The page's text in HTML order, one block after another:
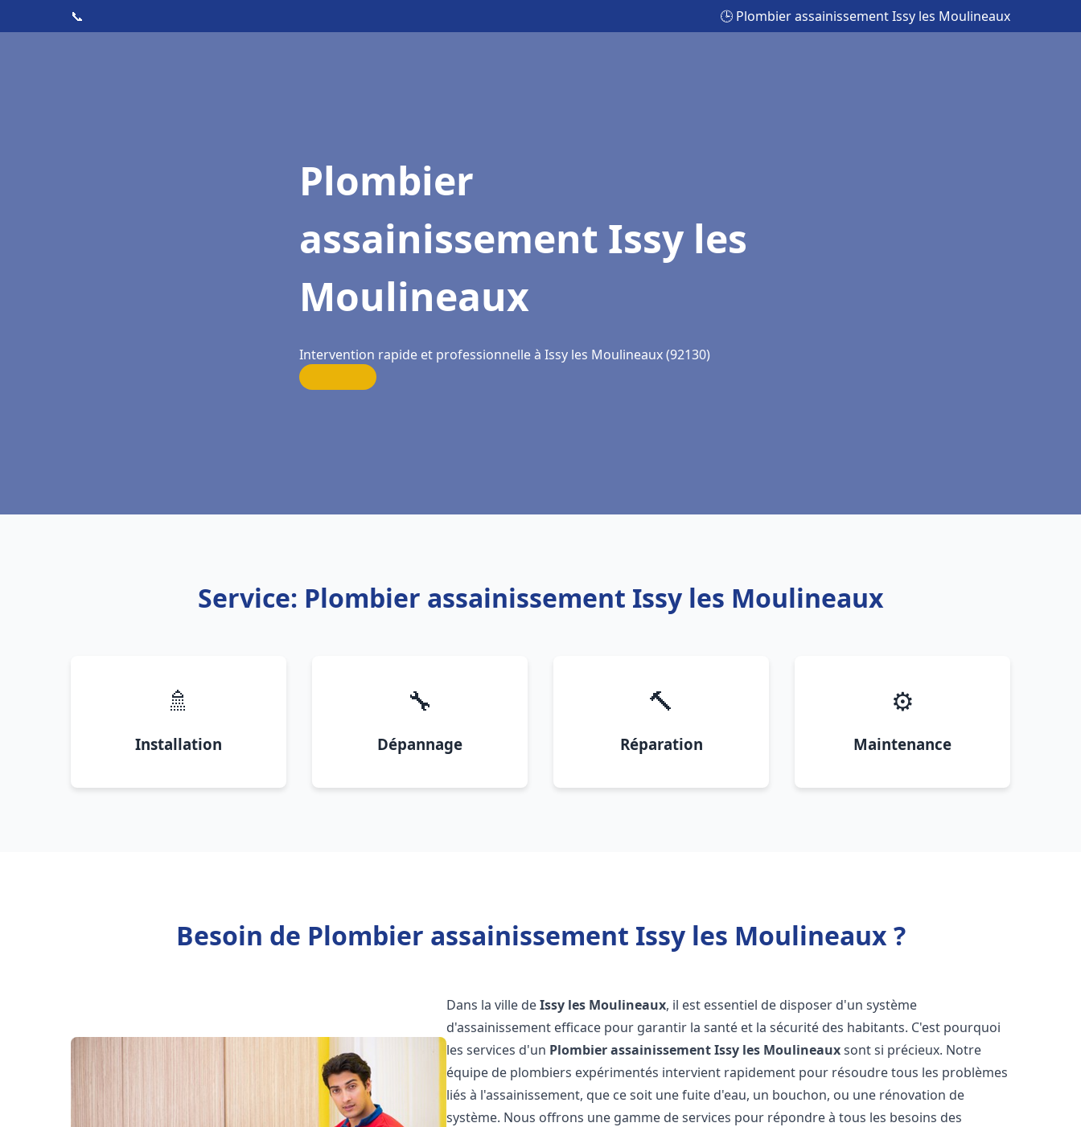
📞 🕒 Plombier assainissement Issy les Moulineaux
Plombier
assainissement Issy les
Moulineaux
Intervention rapide et professionnelle à Issy les Moulineaux (92130)
Service: Plombier assainissement Issy les Moulineaux
🚿
Installation
🔧
Dépannage
🔨
Réparation
⚙️
Maintenance
Besoin de Plombier assainissement Issy les Moulineaux ?
Dans la ville deIssy les Moulineaux, il est essentiel de disposer d'un système
d'assainissement efficace pour garantir la santé et la sécurité des habitants. C'est pourquoi
les services d'un Plombier assainissementIssy les Moulineauxsont si précieux. Notre
équipe de plombiers expérimentés intervient rapidement pour résoudre tous les problèmes
liés à l'assainissement, que ce soit une fuite d'eau, un bouchon, ou une rénovation de
système. Nous offrons une gamme de services pour répondre à tous les besoins des